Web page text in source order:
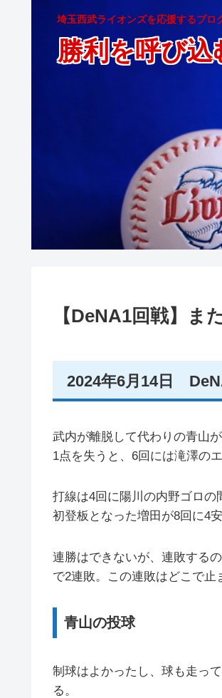
埼玉西武ライオンズを応援するブロ
勝利を呼び
【DeNA1回戦】ま
2024年6月14日
武内が離脱して代わりの青山
1点を失うと、6回には滝澤の
打線は4回に陽川の内野ゴロ
初登板となった増田が8回に4
連勝はできないが、連敗する
で2連敗。この連敗はどこで止
青山の投球
制球はよかったし、球も走っ
る。